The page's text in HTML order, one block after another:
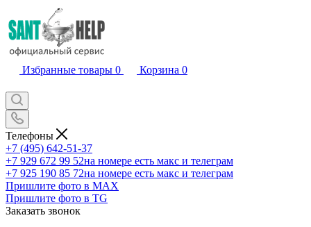
Избранные товары 0 Корзина 0
Телефоны
+7 (495) 642-51-37
+7 929 672 99 52на номере есть макс и телеграм
+7 925 190 85 72на номере есть макс и телеграм
Пришлите фото в MAX
Пришлите фото в TG
Заказать звонок